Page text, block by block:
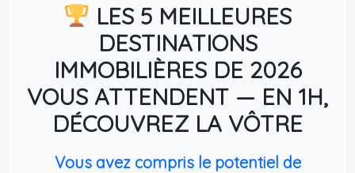
LES 5 MEILLEURES
DESTINATIONS
IMMOBILIÈRES DE 2026
VOUS ATTENDENT — EN 1H,
DÉCOUVREZ LA VÔTRE
Vous avez compris le potentiel de